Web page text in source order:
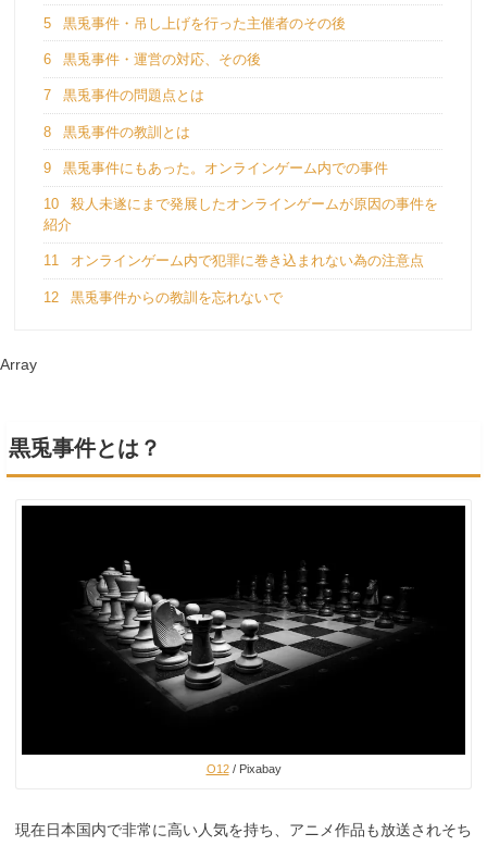
5 黒兎事件・吊し上げを行った主催者のその後
6 黒兎事件・運営の対応、その後
7 黒兎事件の問題点とは
8 黒兎事件の教訓とは
9 黒兎事件にもあった。オンラインゲーム内での事件
10
殺人未遂にまで発展したオンラインゲームが原因の事件を
紹介
11 オンラインゲーム内で犯罪に巻き込まれない為の注意点
12 黒兎事件からの教訓を忘れないで
Array
黒兎事件とは？
O12/ Pixabay
現在日本国内で非常に高い人気を持ち、アニメ作品も放送されそち